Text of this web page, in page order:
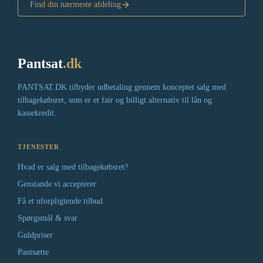
Find din nærmeste afdeling
Pantsat.dk
PANTSAT.DK tilbyder udbetaling gennem konceptet salg med
tilbagekøbsret, som er et fair og billigt alternativ til lån og
kassekredit.
TJENESTER
Hvad er salg med tilbagekøbsret?
Genstande vi accepterer
Få et uforpligtende tilbud
Spørgsmål & svar
Guldpriser
Pantsætte